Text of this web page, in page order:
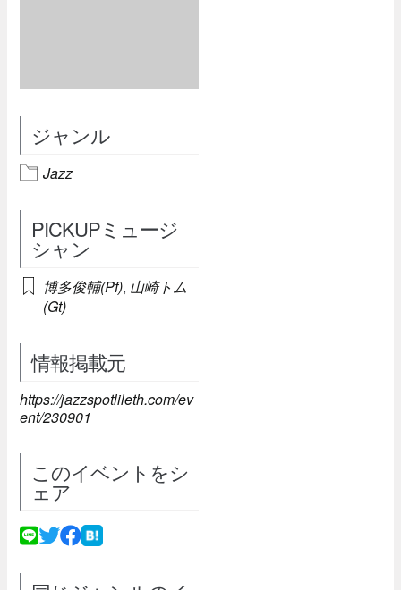
ジャンル
Jazz
PICKUPミュージ
シャン
博多俊輔(Pf), 山崎トム
(Gt)
情報掲載元
https://jazzspotlileth.com/ev
ent/230901
このイベントをシ
ェア